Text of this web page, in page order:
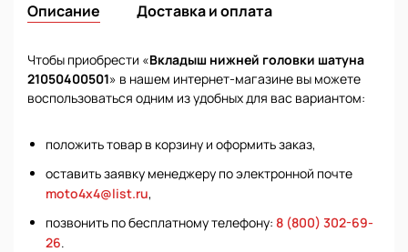
Описание Доставка и оплата
Чтобы приобрести «Вкладыш нижней головки шатуна
21050400501» в нашем интернет-магазине вы можете
воспользоваться одним из удобных для вас вариантом:
положить товар в корзину и оформить заказ,
оставить заявку менеджеру по электронной почте
moto4x4@list.ru,
позвонить по бесплатному телефону: 8 (800) 302-69-
26.